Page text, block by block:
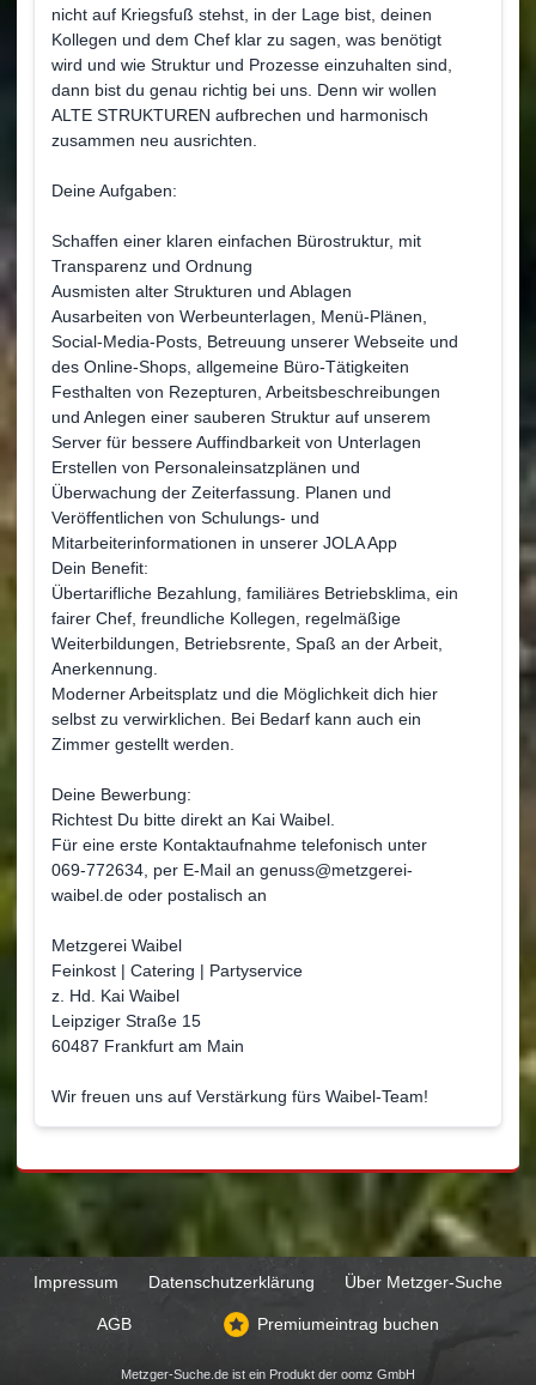
nicht auf Kriegsfuß stehst, in der Lage bist, deinen
Kollegen und dem Chef klar zu sagen, was benötigt
wird und wie Struktur und Prozesse einzuhalten sind,
dann bist du genau richtig bei uns. Denn wir wollen
ALTE STRUKTUREN aufbrechen und harmonisch
zusammen neu ausrichten.
Deine Aufgaben:
Schaffen einer klaren einfachen Bürostruktur, mit
Transparenz und Ordnung
Ausmisten alter Strukturen und Ablagen
Ausarbeiten von Werbeunterlagen, Menü-Plänen,
Social-Media-Posts, Betreuung unserer Webseite und
des Online-Shops, allgemeine Büro-Tätigkeiten
Festhalten von Rezepturen, Arbeitsbeschreibungen
und Anlegen einer sauberen Struktur auf unserem
Server für bessere Auffindbarkeit von Unterlagen
Erstellen von Personaleinsatzplänen und
Überwachung der Zeiterfassung. Planen und
Veröffentlichen von Schulungs- und
Mitarbeiterinformationen in unserer JOLA App
Dein Benefit:
Übertarifliche Bezahlung, familiäres Betriebsklima, ein
fairer Chef, freundliche Kollegen, regelmäßige
Weiterbildungen, Betriebsrente, Spaß an der Arbeit,
Anerkennung.
Moderner Arbeitsplatz und die Möglichkeit dich hier
selbst zu verwirklichen. Bei Bedarf kann auch ein
Zimmer gestellt werden.
Deine Bewerbung:
Richtest Du bitte direkt an Kai Waibel.
Für eine erste Kontaktaufnahme telefonisch unter
069-772634, per E-Mail an genuss@metzgerei-
waibel.de oder postalisch an
Metzgerei Waibel
Feinkost | Catering | Partyservice
z. Hd. Kai Waibel
Leipziger Straße 15
60487 Frankfurt am Main
Wir freuen uns auf Verstärkung fürs Waibel-Team!
Impressum Datenschutzerklärung Über Metzger-Suche
AGB Premiumeintrag buchen
Metzger-Suche.de ist ein Produkt der oomz GmbH